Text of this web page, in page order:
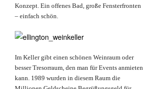
Konzept. Ein offenes Bad, große Fensterfronten
– einfach schön.
Im Keller gibt einen schönen Weinraum oder
besser Tresorraum, den man für Events anmieten
kann. 1989 wurden in diesem Raum die